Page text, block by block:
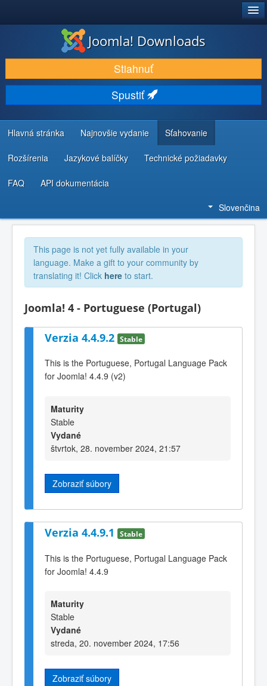
STIAHNUŤ & ROZŠÍRIŤ
OBJAVUJTE & UČTE SA
KOMUNITA & PODPORA
ZDROJE INFORMÁCIÍ PRE VÝVOJÁROV
Joomla! Downloads
Stiahnuť
Spustiť
Hlavná stránka Najnovšie vydanie Sťahovanie
Rozšírenia Jazykové balíčky Technické požiadavky
FAQ API dokumentácia
Slovenčina
This page is not yet fully available in your
language. Make a gift to your community by
translating it! Click here to start.
Joomla! 4 - Portuguese (Portugal)
Verzia 4.4.9.2 Stable
This is the Portuguese, Portugal Language Pack
for Joomla! 4.4.9 (v2)
Maturity
Stable
Vydané
štvrtok, 28. november 2024, 21:57
Zobraziť súbory
Verzia 4.4.9.1 Stable
This is the Portuguese, Portugal Language Pack
for Joomla! 4.4.9
Maturity
Stable
Vydané
streda, 20. november 2024, 17:56
Zobraziť súbory